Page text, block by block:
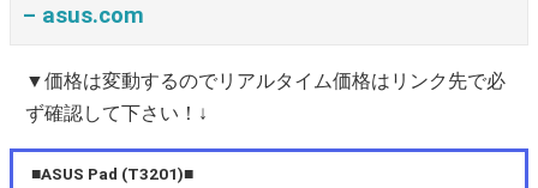
– asus.com
▼価格は変動するのでリアルタイム価格はリンク先で必
ず確認して下さい！↓
■ASUS Pad (T3201)■